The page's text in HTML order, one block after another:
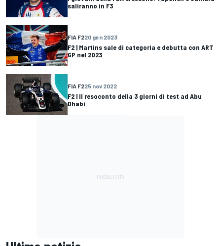
saliranno in F3
FIA F220 gen 2023
F2 | Martins sale di categoria e debutta con ART
GP nel 2023
FIA F225 nov 2022
F2 | Il resoconto della 3 giorni di test ad Abu
Dhabi